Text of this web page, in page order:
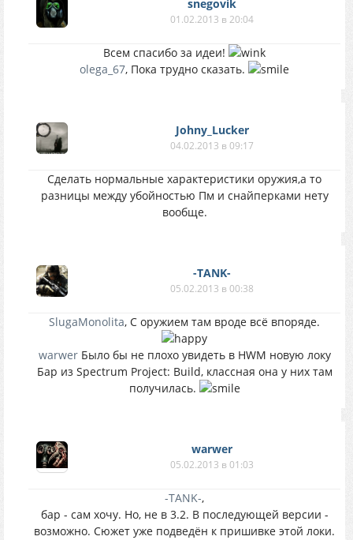
snegovik
01.02.2013 в 20:04
Всем спасибо за идеи!
olega_67, Пока трудно сказать.
Johny_Lucker
04.02.2013 в 09:17
Сделать нормальные характеристики оружия,а то
разницы между убойностью Пм и снайперками нету
вообще.
-TANK-
05.02.2013 в 00:38
SlugaMonolita, С оружием там вроде всё впоряде.
warwerБыло бы не плохо увидеть в HWM новую локу
Бар из Spectrum Project: Build, классная она у них там
получилась.
warwer
05.02.2013 в 01:03
-TANK-,
бар - сам хочу. Но, не в 3.2. В последующей версии -
возможно. Сюжет уже подведён к пришивке этой локи.